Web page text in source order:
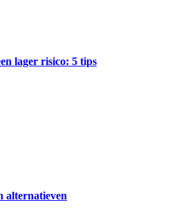
lager risico: 5 tips
alternatieven